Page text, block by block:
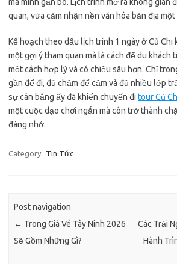
quan, vừa cảm nhận nền văn hóa bản địa
Kế hoạch theo dấu lịch trình 1 ngày ở Củ Chi
một gợi ý tham quan mà là cách để du khách
một cách hợp lý và có chiều sâu hơn. Chỉ
gần để đi, đủ chậm để cảm và đủ nhiều lớp
sự cân bằng ấy đã khiến chuyến đi tour Củ
một cuộc dạo chơi ngắn mà còn trở thành
đáng nhớ.
Category: Tin Tức
Post navigation
← Trong Giá Vé Tây Ninh 2026
Sẽ Gồm Những Gì?
Các Trải
Hành